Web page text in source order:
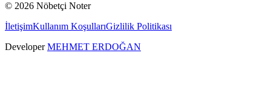
© 2026 Nöbetçi Noter
İletişimKullanım KoşullarıGizlilik Politikası
DeveloperMEHMET ERDOĞAN